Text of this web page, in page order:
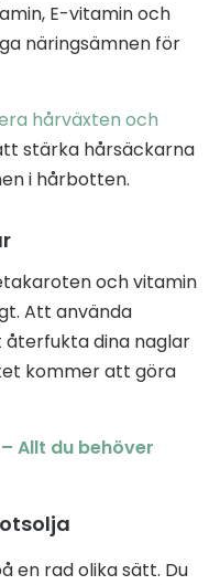
E-vitamin och
näringsämnen för
hårväxten och
stärka hårsäckarna
i hårbotten.
och vitamin
Att använda
dina naglar
kommer att göra
Allt du behöver
en rad olika sätt. Du